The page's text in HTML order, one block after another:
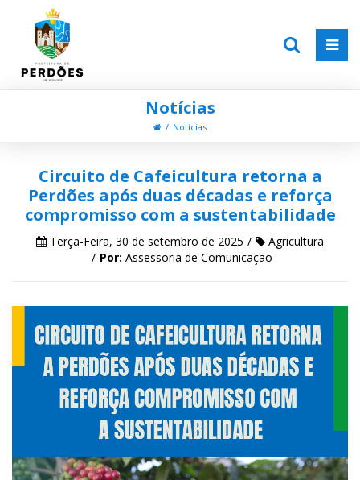
Notícias
Notícias
Circuito de Cafeicultura retorna a
Perdões após duas décadas e reforça
compromisso com a sustentabilidade
Terça-Feira, 30 de setembro de 2025
Agricultura
Por: Assessoria de Comunicação